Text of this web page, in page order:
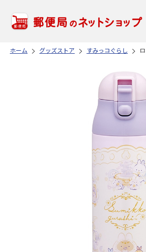
ホーム グッズストア すみっコぐらし